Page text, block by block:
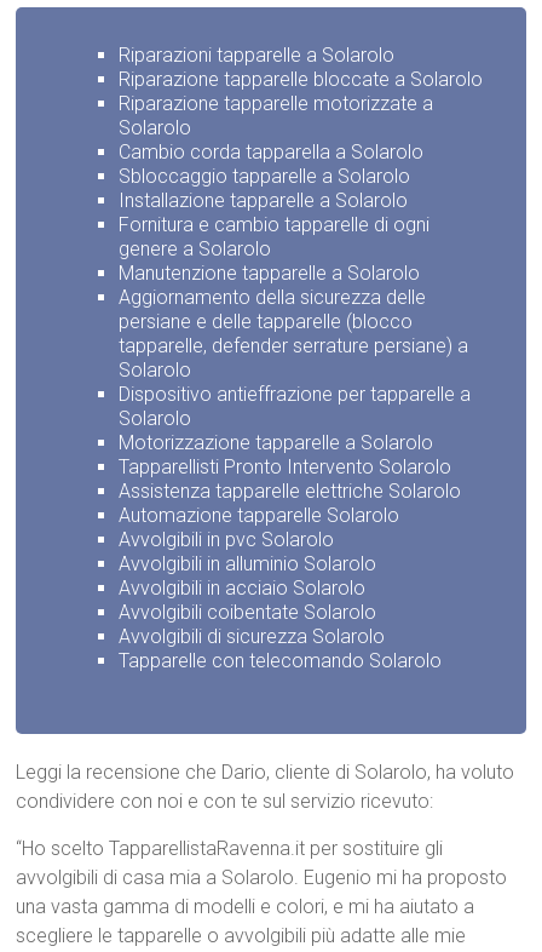
Riparazioni tapparelle a Solarolo
Riparazione tapparelle bloccate a Solarolo
Riparazione tapparelle motorizzate a
Solarolo
Cambio corda tapparella a Solarolo
Sbloccaggio tapparelle a Solarolo
Installazione tapparelle a Solarolo
Fornitura e cambio tapparelle di ogni
genere a Solarolo
Manutenzione tapparelle a Solarolo
Aggiornamento della sicurezza delle
persiane e delle tapparelle (blocco
tapparelle, defender serrature persiane) a
Solarolo
Dispositivo antieffrazione per tapparelle a
Solarolo
Motorizzazione tapparelle a Solarolo
Tapparellisti Pronto Intervento Solarolo
Assistenza tapparelle elettriche Solarolo
Automazione tapparelle Solarolo
Avvolgibili in pvc Solarolo
Avvolgibili in alluminio Solarolo
Avvolgibili in acciaio Solarolo
Avvolgibili coibentate Solarolo
Avvolgibili di sicurezza Solarolo
Tapparelle con telecomando Solarolo
Leggi la recensione che Dario, cliente di Solarolo, ha voluto
condividere con noi e con te sul servizio ricevuto:
“Ho scelto TapparellistaRavenna.it per sostituire gli
avvolgibili di casa mia a Solarolo. Eugenio mi ha proposto
una vasta gamma di modelli e colori, e mi ha aiutato a
scegliere le tapparelle o avvolgibili più adatte alle mie